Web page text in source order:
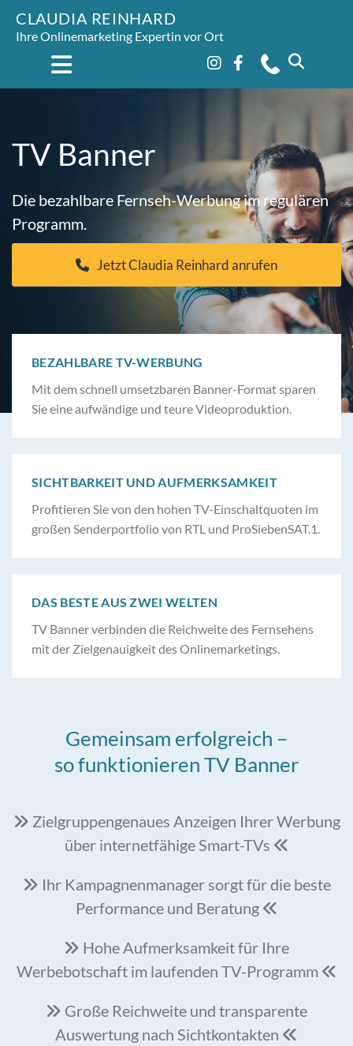
CLAUDIA REINHARD
Ihre Onlinemarketing Expertin vor Ort
TV Banner
Die bezahlbare Fernseh-Werbung im regulären
Programm.
Jetzt Claudia Reinhard anrufen
BEZAHLBARE TV-WERBUNG
Mit dem schnell umsetzbaren Banner-Format sparen
Sie eine aufwändige und teure Videoproduktion.
SICHTBARKEIT UND AUFMERKSAMKEIT
Profitieren Sie von den hohen TV-Einschaltquoten im
großen Senderportfolio von RTL und ProSiebenSAT.1.
DAS BESTE AUS ZWEI WELTEN
TV Banner verbinden die Reichweite des Fernsehens
mit der Zielgenauigkeit des Onlinemarketings.
Gemeinsam erfolgreich –
so funktionieren TV Banner
 Zielgruppengenaues Anzeigen Ihrer Werbung
über internetfähige Smart-TVs 
 Ihr Kampagnenmanager sorgt für die beste
Performance und Beratung 
 Hohe Aufmerksamkeit für Ihre
Werbebotschaft im laufenden TV-Programm 
 Große Reichweite und transparente
Auswertung nach Sichtkontakten 